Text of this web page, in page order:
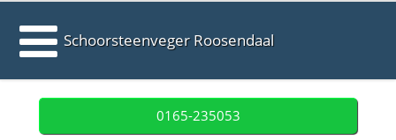
Schoorsteenveger Roosendaal
0165-235053